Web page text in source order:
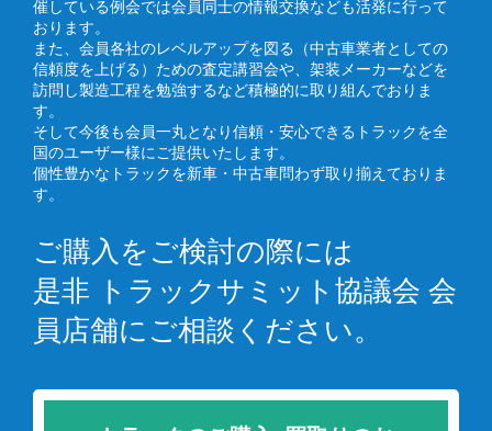
催している例会では会員同士の情報交換なども活発に行って
おります。
また、会員各社のレベルアップを図る（中古車業者としての
信頼度を上げる）ための査定講習会や、架装メーカーなどを
訪問し製造工程を勉強するなど積極的に取り組んでおりま
す。
そして今後も会員一丸となり信頼・安心できるトラックを全
国のユーザー様にご提供いたします。
個性豊かなトラックを新車・中古車問わず取り揃えておりま
す。
ご購入をご検討の際には
是非 トラックサミット協議会 会
員店舗にご相談ください。